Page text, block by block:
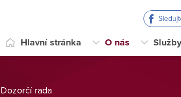
Hlavní stránka O nás Služby
Dozorčí rada